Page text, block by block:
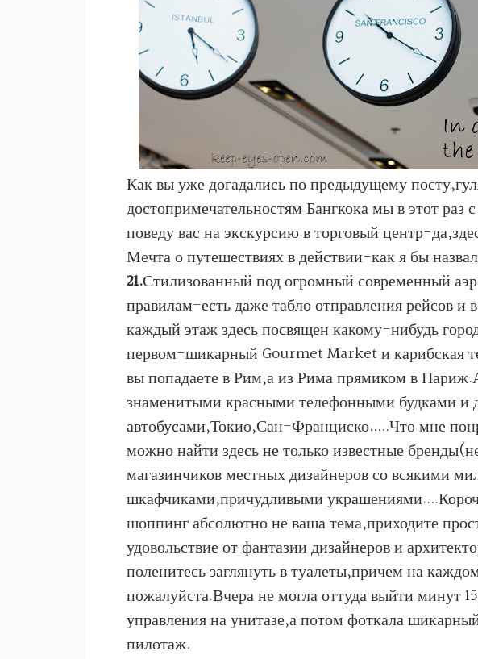
Как вы уже догадались по предыдущему
достопримечательностям Бангкока мы в этот раз
поведу вас на экскурсию в торговый центр-
Мечта о путешествиях в действии-как я бы
21.Стилизованный под огромный современный
правилам-есть даже табло отправления рейсов и
каждый этаж здесь посвящен какому-нибудь
первом-шикарный Gourmet Market и карибская
вы попадаете в Рим,а из Рима прямиком в
знаменитыми красными телефонными будками и
автобусами,Токио,Сан-Франциско.....Что мне
можно найти здесь не только известные
магазинчиков местных дизайнеров со всякими
шкафчиками,причудливыми
шоппинг абсолютно не ваша тема,приходите
удовольствие от фантазии дизайнеров и
поленитесь заглянуть в туалеты,причем на
пожалуйста.Вчера не могла оттуда выйти минут
управления на унитазе,а потом фоткала
пилотаж.